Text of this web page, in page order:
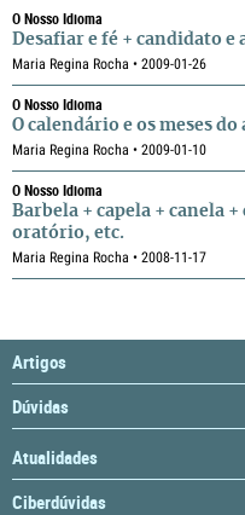
O Nosso Idioma
Desafiar e fé + candidato e
Maria Regina Rocha • 2009-01-26
O Nosso Idioma
O calendário e os meses do
Maria Regina Rocha • 2009-01-10
O Nosso Idioma
Barbela + capela + canela
oratório, etc.
Maria Regina Rocha • 2008-11-17
Artigos
Dúvidas
Atualidades
Ciberdúvidas